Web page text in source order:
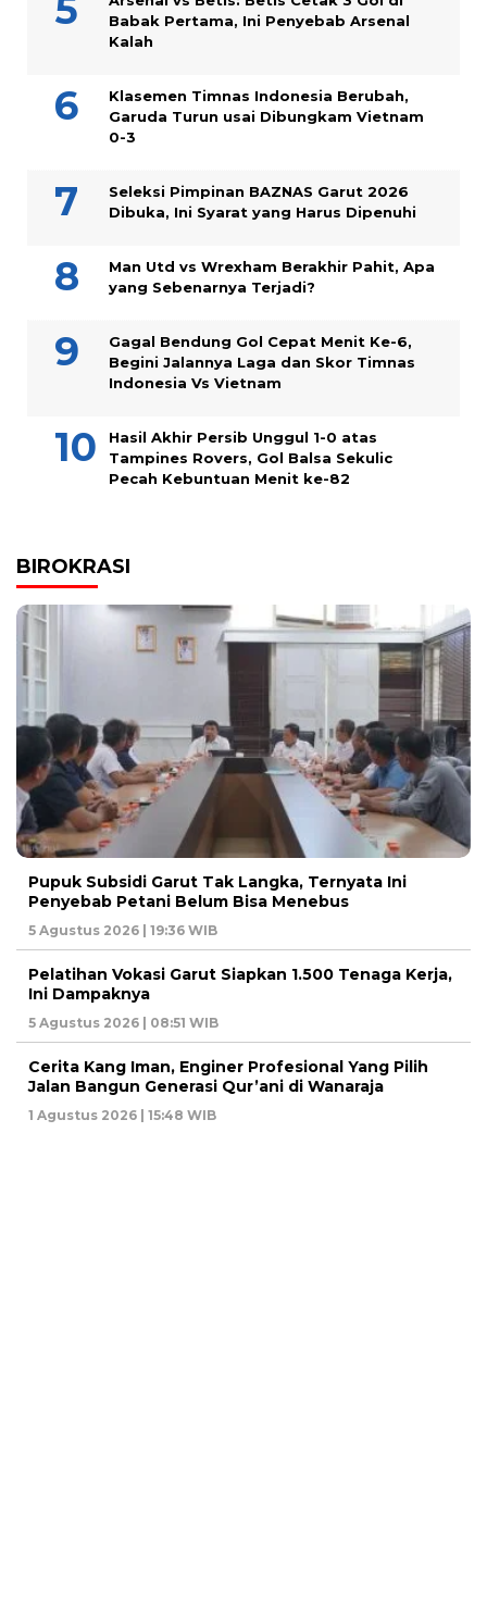
Babak Pertama, Ini Penyebab Arsenal
Kalah
Klasemen Timnas Indonesia Berubah,
Garuda Turun usai Dibungkam Vietnam
0-3
Seleksi Pimpinan BAZNAS Garut 2026
Dibuka, Ini Syarat yang Harus Dipenuhi
Man Utd vs Wrexham Berakhir Pahit, Apa
yang Sebenarnya Terjadi?
Gagal Bendung Gol Cepat Menit Ke-6,
Begini Jalannya Laga dan Skor Timnas
Indonesia Vs Vietnam
Hasil Akhir Persib Unggul 1-0 atas
Tampines Rovers, Gol Balsa Sekulic
Pecah Kebuntuan Menit ke-82
BIROKRASI
Pupuk Subsidi Garut Tak Langka, Ternyata Ini
Penyebab Petani Belum Bisa Menebus
5 Agustus 2026 | 19:36 WIB
Pelatihan Vokasi Garut Siapkan 1.500 Tenaga Kerja,
Ini Dampaknya
5 Agustus 2026 | 08:51 WIB
Cerita Kang Iman, Enginer Profesional Yang Pilih
Jalan Bangun Generasi Qur’ani di Wanaraja
1 Agustus 2026 | 15:48 WIB